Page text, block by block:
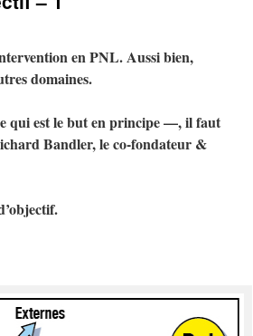
en PNL. Aussi bien,
domaines.
qui est le but en principe —, il faut
Bandler, le co-fondateur &